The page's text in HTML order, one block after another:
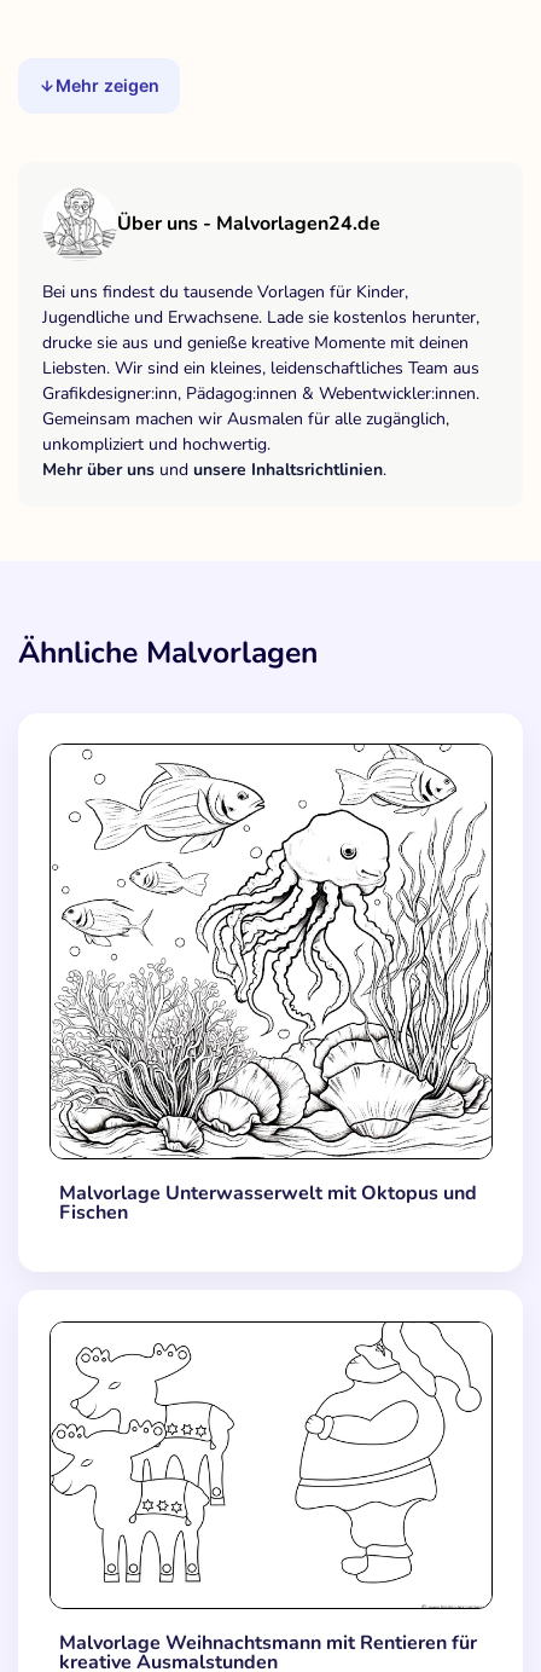
Mehr zeigen
Über uns - Malvorlagen24.de
Bei uns findest du tausende Vorlagen für Kinder,
Jugendliche und Erwachsene. Lade sie kostenlos herunter,
drucke sie aus und genieße kreative Momente mit deinen
Liebsten. Wir sind ein kleines, leidenschaftliches Team aus
Grafikdesigner:inn, Pädagog:innen & Webentwickler:innen.
Gemeinsam machen wir Ausmalen für alle zugänglich,
unkompliziert und hochwertig.
Mehr über uns und unsere Inhaltsrichtlinien.
Ähnliche Malvorlagen
Malvorlage Unterwasserwelt mit Oktopus und
Fischen
Malvorlage Weihnachtsmann mit Rentieren für
kreative Ausmalstunden